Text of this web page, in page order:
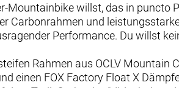
Mountainbike willst, das in puncto
Carbonrahmen und
Performance. Du willst
Rahmen aus OCLV Mountain
einen FOX Factory Float X